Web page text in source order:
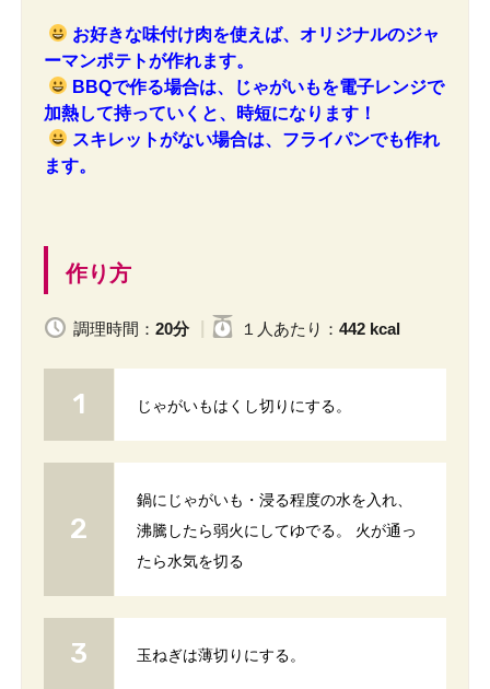
お好きな味付け肉を使えば、オリジナルのジャ
ーマンポテトが作れます。
BBQで作る場合は、じゃがいもを電子レンジで
加熱して持っていくと、時短になります！
スキレットがない場合は、フライパンでも作れ
ます。
作り方
調理時間： 20分 １人 あたり ： 442 kcal
じゃがいもはくし切りにする。
鍋にじゃがいも・浸る程度の水を入れ、
沸騰したら弱火にしてゆでる。 火が通っ
たら水気を切る
玉ねぎは薄切りにする。